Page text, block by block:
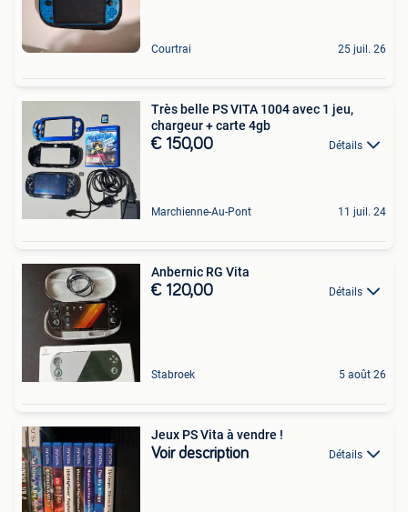
Courtrai 25 juil. 26
Très belle PS VITA 1004 avec 1 jeu,
chargeur + carte 4gb
€ 150,00 Détails
Marchienne-Au-Pont 11 juil. 24
Anbernic RG Vita
€ 120,00 Détails
Stabroek 5 août 26
Jeux PS Vita à vendre !
Voir description Détails